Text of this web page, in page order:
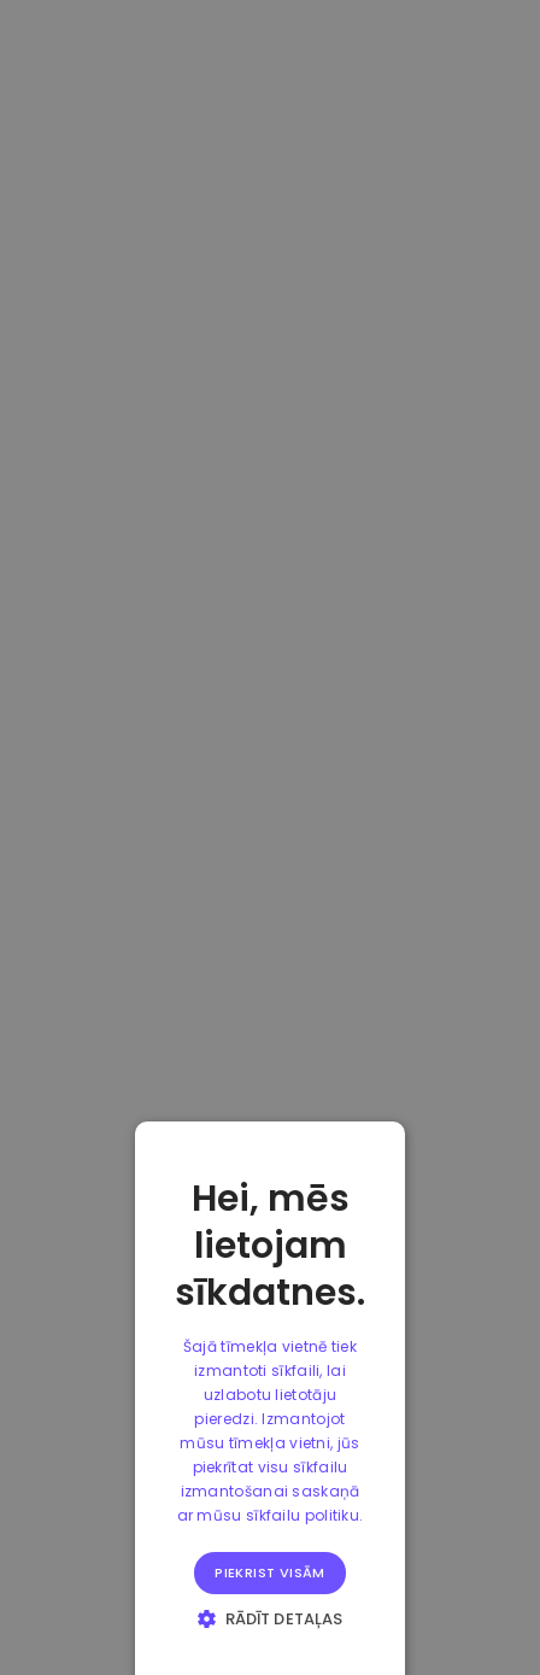
Hei, mēs
lietojam
sīkdatnes.
Šajā tīmekļa vietnē tiek
izmantoti sīkfaili, lai
uzlabotu lietotāju
pieredzi. Izmantojot
mūsu tīmekļa vietni, jūs
piekrītat visu sīkfailu
izmantošanai saskaņā
ar mūsu sīkfailu politiku.
PIEKRIST VISĀM
RĀDĪT DETAĻAS